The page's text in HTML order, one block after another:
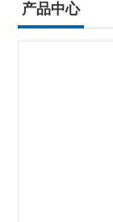
产品中心